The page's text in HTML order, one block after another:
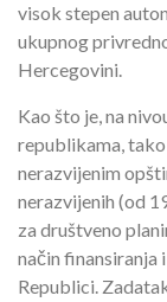
visok stepen
ukupnog
Hercegovini.
Kao što je, na
republikama,
nerazvijenim
nerazvijenih (od
za društveno
način finansiranja
Republici.